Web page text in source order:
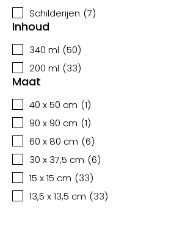
Schilderijen (7)
Inhoud
340 ml (50)
200 ml (33)
Maat
40 x 50 cm (1)
90 x 90 cm (1)
60 x 80 cm (6)
30 x 37,5 cm (6)
15 x 15 cm (33)
13,5 x 13,5 cm (33)